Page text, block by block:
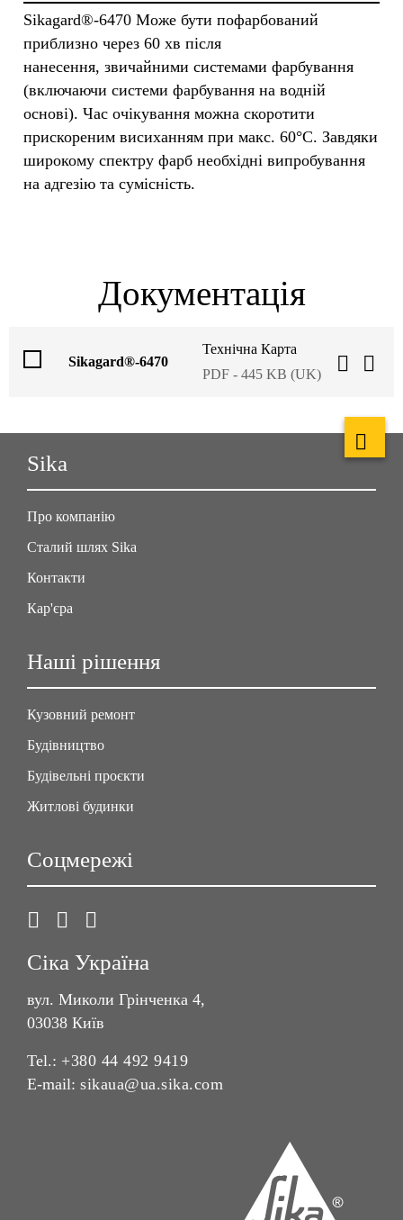
Sikagard®-6470 Може бути пофарбований
приблизно через 60 хв після
нанесення, звичайними системами фарбування
(включаючи системи фарбування на водній
основі). Час очікування можна скоротити
прискореним висиханням при макс. 60°С. Завдяки
широкому спектру фарб необхідні випробування
на адгезію та сумісність.
Документація
Sikagard®-6470
Технічна Карта
PDF - 445 KB (UK)
Sika
Про компанію
Сталий шлях Sika
Контакти
Кар'єра
Наші рішення
Кузовний ремонт
Будівництво
Будівельні проєкти
Житлові будинки
Соцмережі
Сіка Україна
вул. Миколи Грінченка 4,
03038 Київ
Tel.: +380 44 492 9419
E-mail: sikaua@ua.sika.com